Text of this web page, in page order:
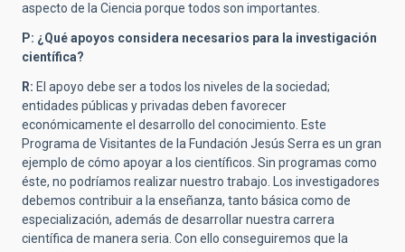
aspecto de la Ciencia porque todos son importantes.
P: ¿Qué apoyos considera necesarios para la investigación
científica?
R: El apoyo debe ser a todos los niveles de la sociedad;
entidades públicas y privadas deben favorecer
económicamente el desarrollo del conocimiento. Este
Programa de Visitantes de la Fundación Jesús Serra es un gran
ejemplo de cómo apoyar a los científicos. Sin programas como
éste, no podríamos realizar nuestro trabajo. Los investigadores
debemos contribuir a la enseñanza, tanto básica como de
especialización, además de desarrollar nuestra carrera
científica de manera seria. Con ello conseguiremos que la